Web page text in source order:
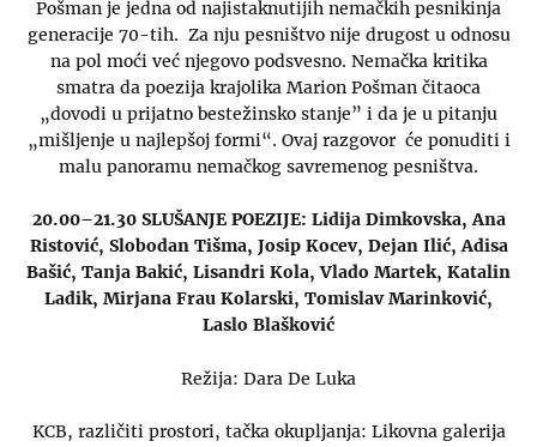
Pošman je jedna od najistaknutijih nemačkih pesnikinja
generacije 70-tih. Za nju pesništvo nije drugost u odnosu
na pol moći već njegovo podsvesno. Nemačka kritika
smatra da poezija krajolika Marion Pošman čitaoca
„dovodi u prijatno bestežinsko stanje” i da je u pitanju
„mišljenje u najlepšoj formi“. Ovaj razgovor će ponuditi i
malu panoramu nemačkog savremenog pesništva.
20.00–21.30 SLUŠANJE POEZIJE: Lidija Dimkovska, Ana
Ristović, Slobodan Tišma, Josip Kocev, Dejan Ilić, Adisa
Bašić, Tanja Bakić, Lisandri Kola, Vlado Martek, Katalin
Ladik, Mirjana Frau Kolarski, Tomislav Marinković,
Laslo Blašković
Režija: Dara De Luka
KCB, različiti prostori, tačka okupljanja: Likovna galerija